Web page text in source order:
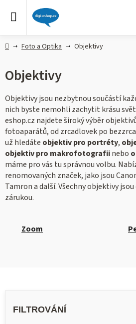
DomůFoto a Optika Objektivy
Objektivy
Objektivy jsou nezbytnou součástí
nich byste nemohli zachytit krásu
eshop.cz najdete široký výběr
fotoaparátů, od zrcadlovek po
už hledáte objektiv pro portréty,
objektiv pro makrofotografiinebo
máme pro vás tu správnou volbu.
renomovaných značek, jako jsou
Tamron a další. Všechny objektivy
zárukou.
Zoom
V